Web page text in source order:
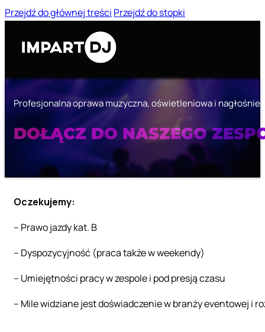
Przejdź do głównej treści Przejdź do stopki
Profesjonalnaoprawamuzyczna,oświetleniowai nagłośnien
DOŁĄCZ DO NASZEGO
Oczekujemy:
– Prawo jazdy kat. B
– Dyspozycyjność (praca także w weekendy)
– Umiejętności pracy w zespole i pod presją czasu
– Mile widziane jest doświadczenie w branży eventowej i